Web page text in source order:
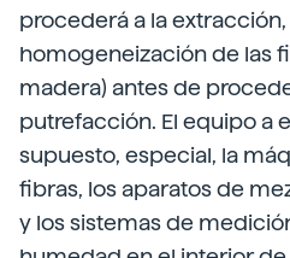
procederá a la
homogeneización de las
madera) antes de
putrefacción. El equipo a
supuesto, especial, la
fibras, los aparatos de
y los sistemas de